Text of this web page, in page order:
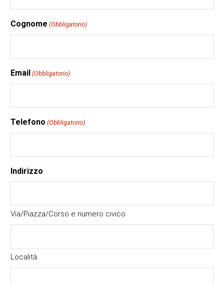
Cognome (Obbligatorio)
Email (Obbligatorio)
Telefono (Obbligatorio)
Indirizzo
Via/Piazza/Corso e numero civico
Località